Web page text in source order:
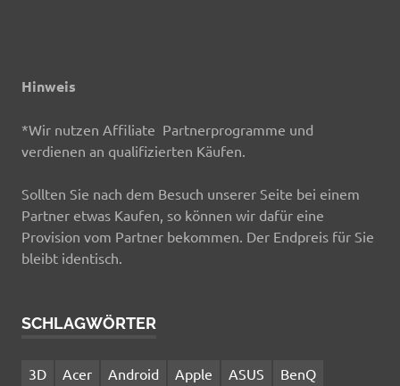
Hinweis
*Wir nutzen Affiliate Partnerprogramme und
verdienen an qualifizierten Käufen.
Sollten Sie nach dem Besuch unserer Seite bei einem
Partner etwas Kaufen, so können wir dafür eine
Provision vom Partner bekommen. Der Endpreis für Sie
bleibt identisch.
SCHLAGWÖRTER
3D Acer Android Apple ASUS
BenQ